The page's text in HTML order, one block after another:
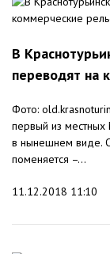
В
переводят на
Фото:
первый из местных
в нынешнем виде.
поменяется –...
11.12.2018 11:10